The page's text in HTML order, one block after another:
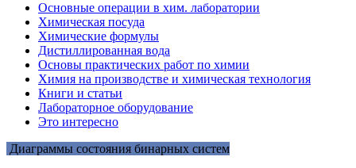
Основные операции в хим. лаборатории
Химическая посуда
Химические формулы
Дистиллированная вода
Основы практических работ по химии
Химия на производстве и химическая технология
Книги и статьи
Лабораторное оборудование
Это интересно
Диаграммы состояния бинарных систем